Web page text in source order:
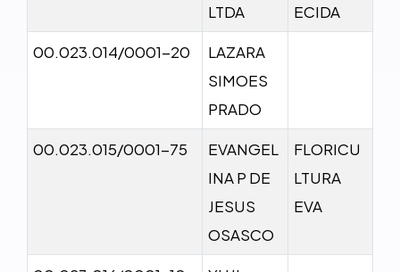
LTDA
ECIDA
00.023.014/0001-20
LAZARA
SIMOES
PRADO
00.023.015/0001-75
EVANGEL
INA P DE
JESUS
OSASCO
FLORICU
LTURA
EVA